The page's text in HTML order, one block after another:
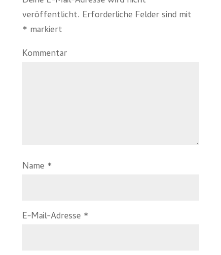
veröffentlicht. Erforderliche Felder sind mit
* markiert
Kommentar
Name *
E-Mail-Adresse *